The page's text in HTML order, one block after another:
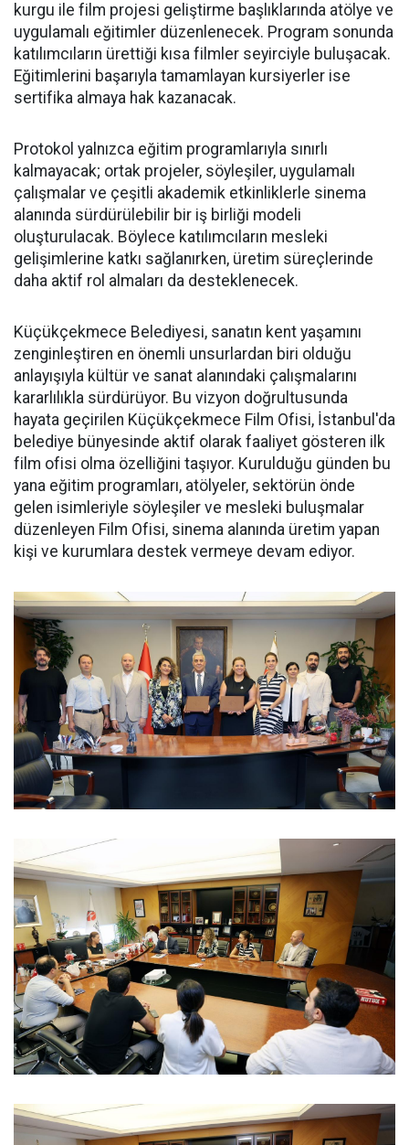
kurgu ile film projesi geliştirme başlıklarında atölye ve
uygulamalı eğitimler düzenlenecek. Program sonunda
katılımcıların ürettiği kısa filmler seyirciyle buluşacak.
Eğitimlerini başarıyla tamamlayan kursiyerler ise
sertifika almaya hak kazanacak.
Protokol yalnızca eğitim programlarıyla sınırlı
kalmayacak; ortak projeler, söyleşiler, uygulamalı
çalışmalar ve çeşitli akademik etkinliklerle sinema
alanında sürdürülebilir bir iş birliği modeli
oluşturulacak. Böylece katılımcıların mesleki
gelişimlerine katkı sağlanırken, üretim süreçlerinde
daha aktif rol almaları da desteklenecek.
Küçükçekmece Belediyesi, sanatın kent yaşamını
zenginleştiren en önemli unsurlardan biri olduğu
anlayışıyla kültür ve sanat alanındaki çalışmalarını
kararlılıkla sürdürüyor. Bu vizyon doğrultusunda
hayata geçirilen Küçükçekmece Film Ofisi, İstanbul'da
belediye bünyesinde aktif olarak faaliyet gösteren ilk
film ofisi olma özelliğini taşıyor. Kurulduğu günden bu
yana eğitim programları, atölyeler, sektörün önde
gelen isimleriyle söyleşiler ve mesleki buluşmalar
düzenleyen Film Ofisi, sinema alanında üretim yapan
kişi ve kurumlara destek vermeye devam ediyor.